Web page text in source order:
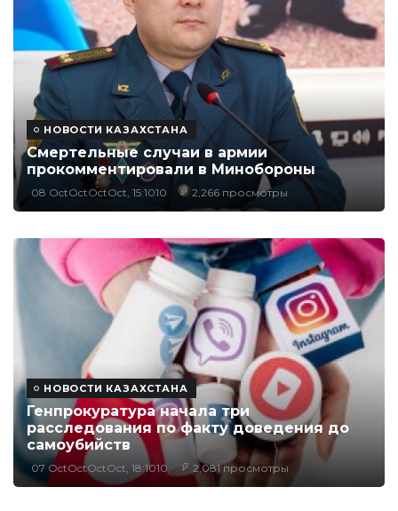
НОВОСТИ КАЗАХСТАНА
Смертельные случаи в армии
прокомментировали в Минобороны
08 OctOctOctOct, 15:1010 2,266 просмотры
НОВОСТИ КАЗАХСТАНА
Генпрокуратура начала три
расследования по факту доведения до
самоубийств
07 OctOctOctOct, 18:1010 2,081 просмотры